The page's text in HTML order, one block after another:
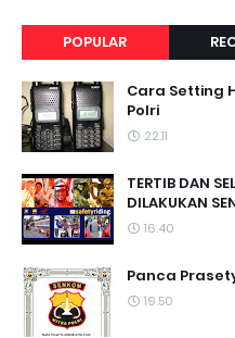
POPULAR
Cara Setting
Polri
22.11
TERTIB DAN
DILAKUKAN
16.40
Panca
19.50